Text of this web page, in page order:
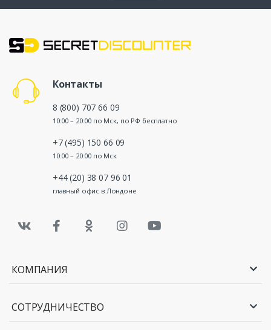
Контакты
8 (800) 707 66 09
10:00 – 20:00 по Мск, по РФ бесплатно
+7 (495) 150 66 09
10:00 – 20:00 по Мск
+44 (20) 38 07 96 01
главный офис в Лондоне
КОМПАНИЯ
СОТРУДНИЧЕСТВО